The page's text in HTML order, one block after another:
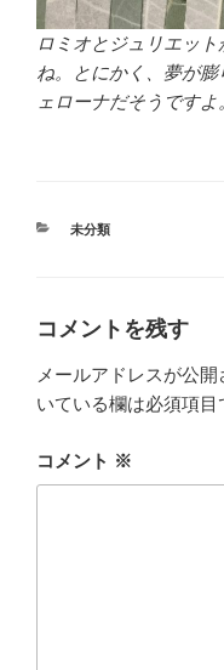
ロミオとジュリエッ
ね。とにかく、夢が
ェローナだそうですよ
カ
未分類
コメントを残す
メールアドレスが公開
いている欄は必須項目
コメント ※